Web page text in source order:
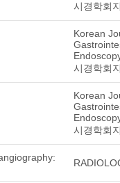
시경학회
Korean
시경학회
Korean
시경학회